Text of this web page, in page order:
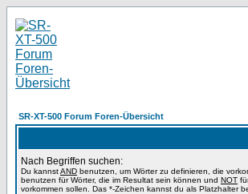
SR-XT-500 Forum Foren-Übersicht
Nach Begriffen suchen:
Du kannstAND benutzen, um Wörter zu definieren, die
benutzen für Wörter, die im Resultat sein können und NOT
vorkommen sollen. Das *-Zeichen kannst du als Platzhalter